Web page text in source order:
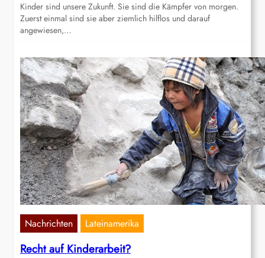
Kinder sind unsere Zukunft. Sie sind die Kämpfer von morgen.
Zuerst einmal sind sie aber ziemlich hilflos und darauf
angewiesen,…
Nachrichten Lateinamerika
Recht auf Kinderarbeit?